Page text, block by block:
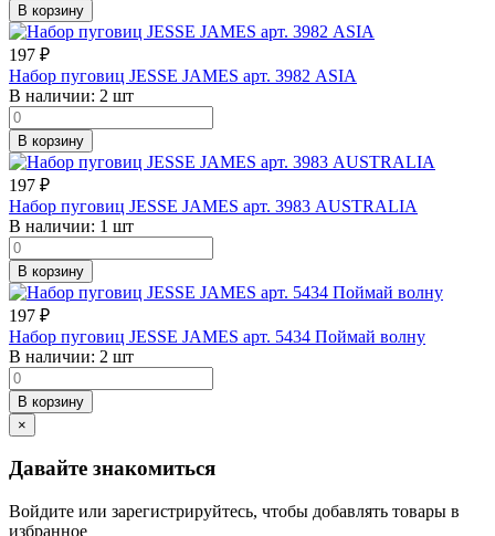
В корзину
197 ₽
Набор пуговиц JESSE JAMES арт. 3982 ASIA
В наличии: 2 шт
В корзину
197 ₽
Набор пуговиц JESSE JAMES арт. 3983 AUSTRALIA
В наличии: 1 шт
В корзину
197 ₽
Набор пуговиц JESSE JAMES арт. 5434 Поймай волну
В наличии: 2 шт
В корзину
×
Давайте знакомиться
Войдите или зарегистрируйтесь, чтобы добавлять товары в
избранное